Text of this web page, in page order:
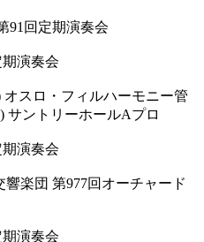
91回定期演奏会
演奏会
スロ・フィルハーモニー管
サントリーホールAプロ
演奏会
楽団 第977回オーチャード
演奏会